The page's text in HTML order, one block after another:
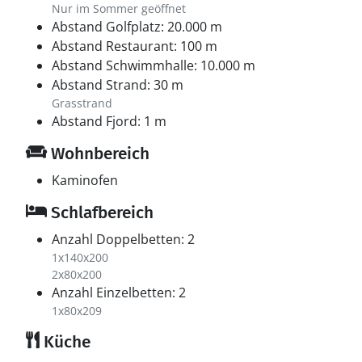
Nur im Sommer geöffnet
Abstand Golfplatz: 20.000 m
Abstand Restaurant: 100 m
Abstand Schwimmhalle: 10.000 m
Abstand Strand: 30 m
Grasstrand
Abstand Fjord: 1 m
Wohnbereich
Kaminofen
Schlafbereich
Anzahl Doppelbetten: 2
1x140x200
2x80x200
Anzahl Einzelbetten: 2
1x80x209
Küche